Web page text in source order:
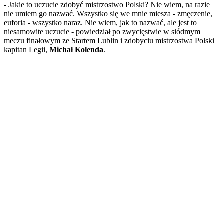
- Jakie to uczucie zdobyć mistrzostwo Polski? Nie wiem, na razie
nie umiem go nazwać. Wszystko się we mnie miesza - zmęczenie,
euforia - wszystko naraz. Nie wiem, jak to nazwać, ale jest to
niesamowite uczucie - powiedział po zwycięstwie w siódmym
meczu finałowym ze Startem Lublin i zdobyciu mistrzostwa Polski
kapitan Legii, Michał Kolenda.